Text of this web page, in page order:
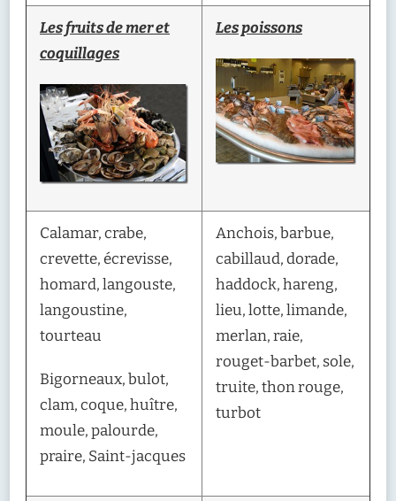
Les fruits de mer et
coquillages
Les poissons
Calamar, crabe,
crevette, écrevisse,
homard, langouste,
langoustine,
tourteau
Bigorneaux, bulot,
clam, coque, huître,
moule, palourde,
praire, Saint-jacques
Anchois, barbue,
cabillaud, dorade,
haddock, hareng,
lieu, lotte, limande,
merlan, raie,
rouget-barbet, sole,
truite, thon rouge,
turbot